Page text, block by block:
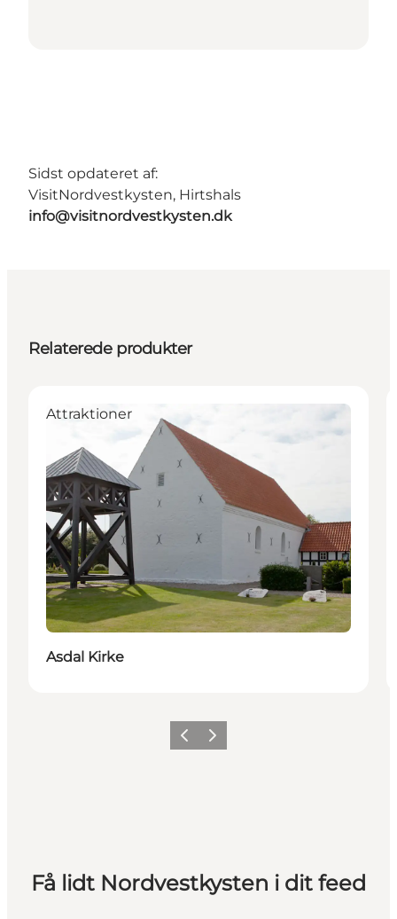
Sidst opdateret af:
VisitNordvestkysten, Hirtshals
info@visitnordvestkysten.dk
Relaterede produkter
Attraktioner
Asdal Kirke
ForrigeNæste
Få lidt Nordvestkysten i dit feed